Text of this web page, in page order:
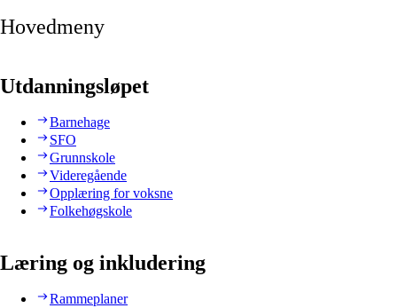
Hovedmeny
Utdanningsløpet
Barnehage
SFO
Grunnskole
Videregående
Opplæring for voksne
Folkehøgskole
Læring og inkludering
Rammeplaner